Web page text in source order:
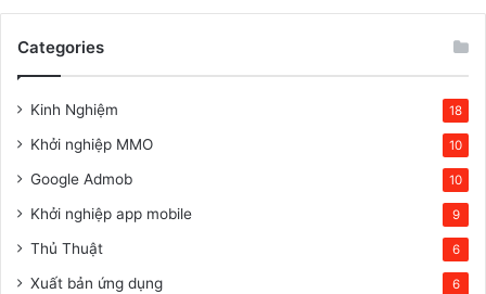
Categories
Kinh Nghiệm 18
Khởi nghiệp MMO 10
Google Admob 10
Khởi nghiệp app mobile 9
Thủ Thuật 6
Xuất bản ứng dụng 6